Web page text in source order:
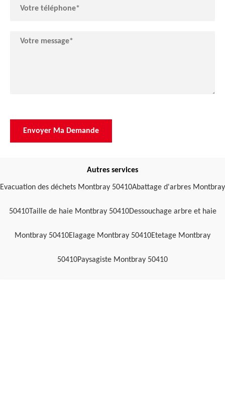
Autres services
Evacuation des déchets Montbray 50410Abattage d'arbres Montbray
50410Taille de haie Montbray 50410Dessouchage arbre et haie
Montbray 50410Elagage Montbray 50410Etetage Montbray
50410Paysagiste Montbray 50410